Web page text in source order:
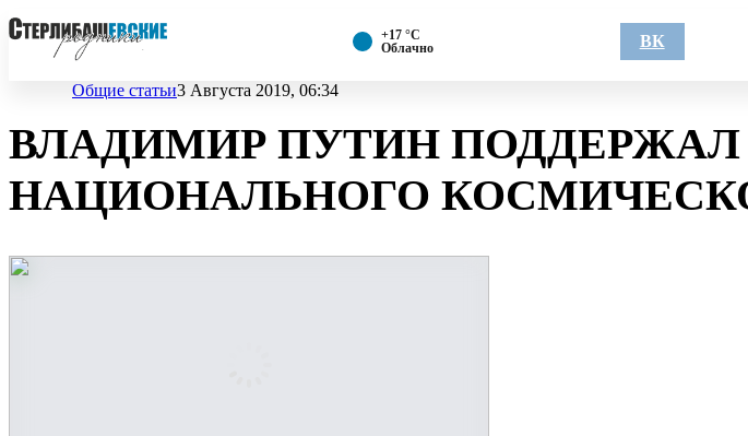
+17 °С
Облачно
ВК
Общие статьи3 Августа 2019, 06:34
ВЛАДИМИР ПУТИН ПОДДЕРЖАЛ
НАЦИОНАЛЬНОГО